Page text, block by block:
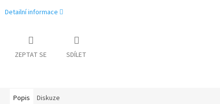
Detailní informace
ZEPTAT SE SDÍLET
Popis Diskuze